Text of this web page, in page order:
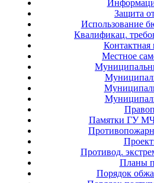
Защита
Использование
Квалификац.
Местное
Памятки ГУ
Противод.
Планы
Порядок